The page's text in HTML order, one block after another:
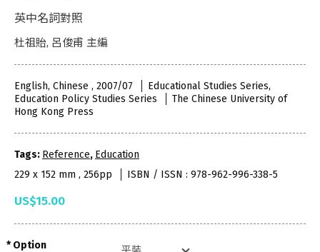
英中名詞對照
杜祖貽, 呂俊甫 主編
English, Chinese , 2007/07
Educational Studies Series,
Education Policy Studies Series
The Chinese University of
Hong Kong Press
Tags: Reference, Education
229 x 152 mm , 256pp
ISBN / ISSN : 978-962-996-338-5
US$15.00
Option